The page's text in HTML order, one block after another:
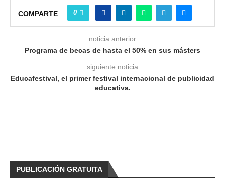
COMPARTE 0
noticia anterior
Programa de becas de hasta el 50% en sus másters
siguiente noticia
Educafestival, el primer festival internacional de publicidad
educativa.
PUBLICACIÓN GRATUITA